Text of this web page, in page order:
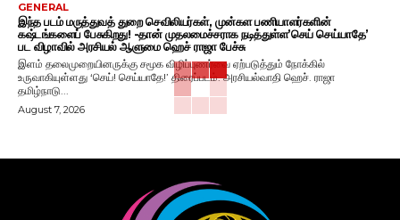
GENERAL
இந்த படம் மருத்துவத் துறை செவிலியர்கள், முன்கள பணியாளர்களின்
கஷ்டங்களைப் பேசுகிறது! -தான் முதலமைச்சராக நடித்துள்ள’செய் செய்யாதே’
பட விழாவில் அரசியல் ஆளுமை ஹெச் ராஜா பேச்சு
இளம் தலைமுறையினருக்கு சமூக விழிப்புணர்வை ஏற்படுத்தும் நோக்கில்
உருவாகியுள்ளது ‘செய்! செய்யாதே!’ திரைப்படம். அரசியல்வாதி ஹெச். ராஜா
தமிழ்நாடு...
August 7, 2026